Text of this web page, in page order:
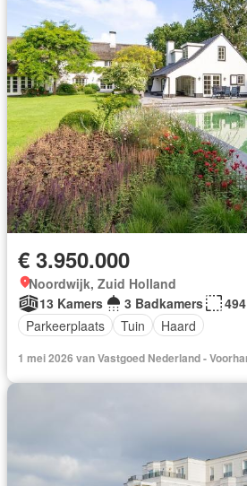
€ 3.950.000
Noordwijk, Zuid Holland
13 Kamers
3 Badkamers
Parkeerplaats
Tuin Haard
1 mei 2026 van Vastgoed Nederland -